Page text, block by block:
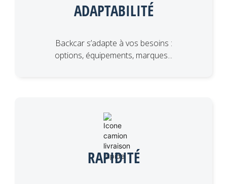
ADAPTABILITÉ
Backcar s’adapte à vos besoins :
options, équipements, marques...
RAPIDITÉ